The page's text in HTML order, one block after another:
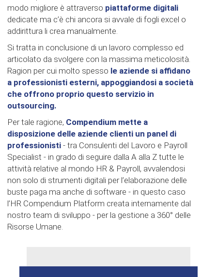
modo migliore è attraverso piattaforme digitali
dedicate ma c’è chi ancora si avvale di fogli excel o
addirittura li crea manualmente.
Si tratta in conclusione di un lavoro complesso ed
articolato da svolgere con la massima meticolosità.
Ragion per cui molto spesso le aziende si affidano
a professionisti esterni, appoggiandosi a società
che offrono proprio questo servizio in
outsourcing.
Per tale ragione, Compendium mette a
disposizione delle aziende clienti un panel di
professionisti - tra Consulenti del Lavoro e Payroll
Specialist - in grado di seguire dalla A alla Z tutte le
attività relative al mondo HR & Payroll, avvalendosi
non solo di strumenti digitali per l’elaborazione delle
buste paga ma anche di software - in questo caso
l’HR Compendium Platform creata internamente dal
nostro team di sviluppo - per la gestione a 360° delle
Risorse Umane.